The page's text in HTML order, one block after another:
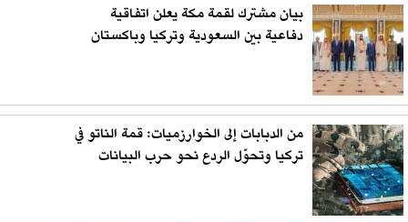
بيان مشترك لقمة مكة يعلن اتفاقية
دفاعية بين السعودية وتركيا وباكستان
من الدبابات إلى الخوارزميات: قمة الناتو في
تركيا وتحوّل الردع نحو حرب البيانات